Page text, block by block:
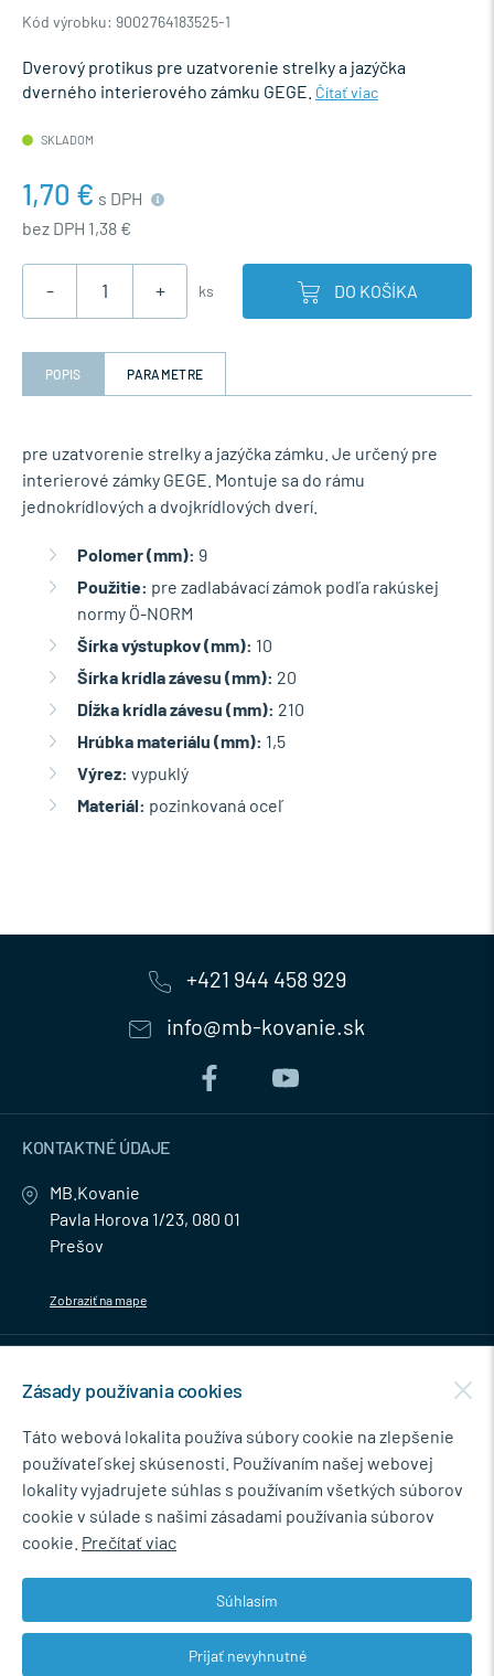
Kód výrobku: 9002764183525-1
Dverový protikus pre uzatvorenie strelky a jazýčka
dverného interierového zámku GEGE. Čítať viac
SKLADOM
1,70 € s DPH
bez DPH 1,38 €
- + ks DO KOŠÍKA
POPIS PARAMETRE
pre uzatvorenie strelky a jazýčka zámku. Je určený pre
interierové zámky GEGE. Montuje sa do rámu
jednokrídlových a dvojkrídlových dverí.
Polomer (mm): 9
Použitie: pre zadlabávací zámok podľa rakúskej
normy Ö-NORM
Šírka výstupkov (mm): 10
Šírka krídla závesu (mm): 20
Dĺžka krídla závesu (mm): 210
Hrúbka materiálu (mm): 1,5
Výrez: vypuklý
Materiál: pozinkovaná oceľ
+421 944 458 929
info@mb-kovanie.sk
KONTAKTNÉ ÚDAJE
MB.Kovanie
Pavla Horova 1/23, 080 01
Prešov
Zobraziť na mape
NEWSLETTER
Súhlasím so spracovaním osobných údajov pre marketingové účely.
Zásady ochrany osobných údajov
Zásady používania cookies
Táto webová lokalita používa súbory cookie na zlepšenie
používateľskej skúsenosti. Používaním našej webovej
lokality vyjadrujete súhlas s používaním všetkých súborov
cookie v súlade s našimi zásadami používania súborov
cookie. Prečítať viac
Súhlasím
Prijať nevyhnutné